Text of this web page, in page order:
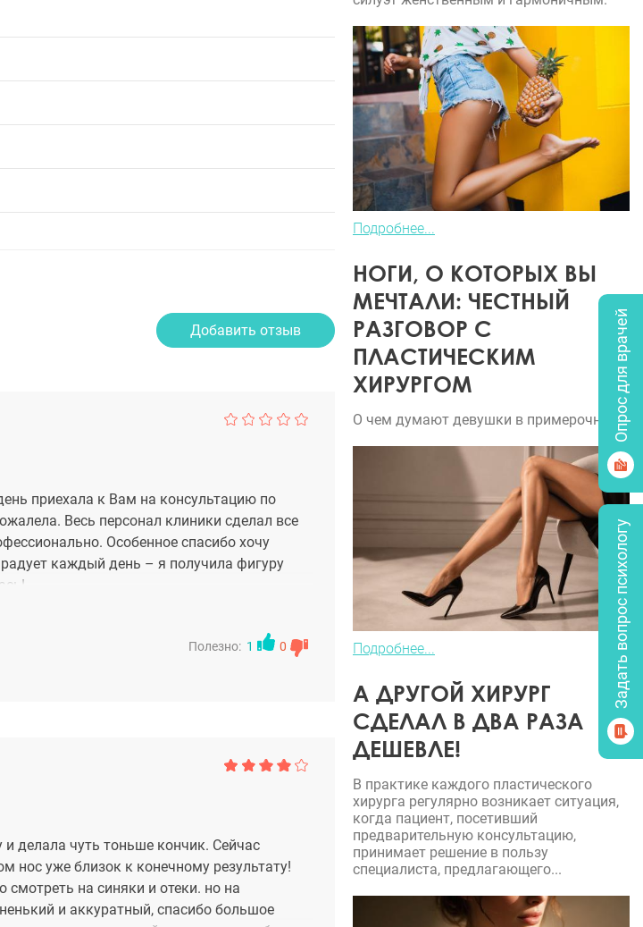
Добавить отзыв
приехала к Вам на консультацию по
Весь персонал клиники сделал все
Особенное спасибо хочу
каждый день – я получила фигуру
Полезно: 1 0
и делала чуть тоньше кончик. Сейчас
нос уже близок к конечному результату!
на синяки и отеки. но на
и аккуратный, спасибо большое
Подробнее...
НОГИ, О КОТОРЫХ ВЫ
МЕЧТАЛИ: ЧЕСТНЫЙ
РАЗГОВОР С
ПЛАСТИЧЕСКИМ
ХИРУРГОМ
О чем думают девушки в примерочной?
Подробнее...
А ДРУГОЙ ХИРУРГ
СДЕЛАЛ В ДВА РАЗА
ДЕШЕВЛЕ!
В практике каждого пластического
хирурга регулярно возникает ситуация,
когда пациент, посетивший
предварительную консультацию,
принимает решение в пользу
специалиста, предлагающего...
Опрос для врачей
Задать вопрос психологу